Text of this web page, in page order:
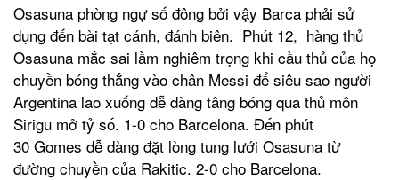
Osasuna phòng ngự số đông bởi vậy Barca phải sử
dụng đến bài tạt cánh, đánh biên. Phút 12, hàng thủ
Osasuna mắc sai lầm nghiêm trọng khi cầu thủ của họ
chuyền bóng thẳng vào chân Messi để siêu sao người
Argentina lao xuống dễ dàng tâng bóng qua thủ môn
Sirigu mở tỷ số. 1-0 cho Barcelona. Đến phút
30 Gomes dễ dàng đặt lòng tung lưới Osasuna từ
đường chuyền của Rakitic. 2-0 cho Barcelona.